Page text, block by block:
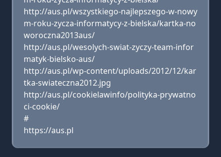
http://aus.pl/wszystkiego-najlepszego-w-nowy
m-roku-zycza-informatycy-z-bielska/kartka-no
woroczna2013aus/
http://aus.pl/wesolych-swiat-zyczy-team-infor
matyk-bielsko-aus/
http://aus.pl/wp-content/uploads/2012/12/kar
tka-swiateczna2012.jpg
http://aus.pl/cookielawinfo/polityka-prywatno
ci-cookie/
#
https://aus.pl